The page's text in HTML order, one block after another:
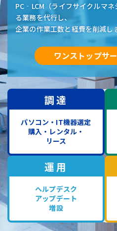
PC‐LCM（ライフサイクルマ
る業務を代行し、
企業の作業工数と経費を削減し
ワンストップサ
調達
パソコン・IT機器選定
購入・レンタル・
リース
運用
ヘルプデスク
アップデート
増設